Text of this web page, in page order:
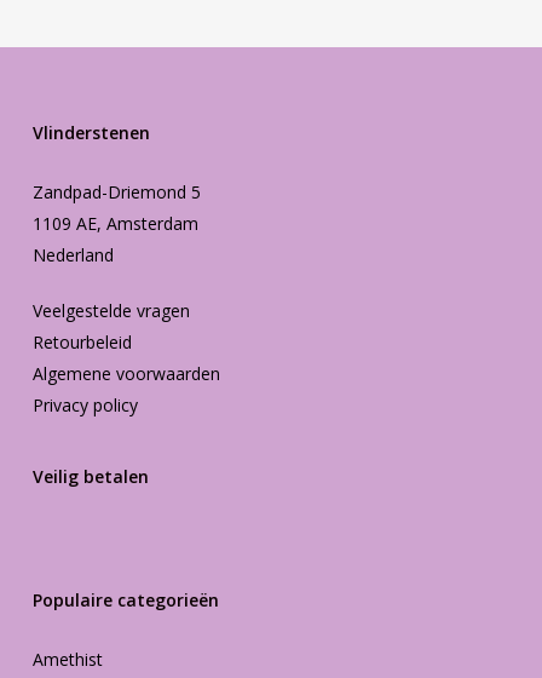
Vlinderstenen
Zandpad-Driemond 5
1109 AE, Amsterdam
Nederland
Veelgestelde vragen
Retourbeleid
Algemene voorwaarden
Privacy policy
Veilig betalen
Populaire categorieën
Amethist